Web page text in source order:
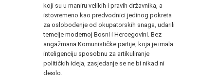
koji su u maniru velikih i pravih državnika, a
istovremeno kao predvodnici jedinog pokreta
za oslobođenje od okupatorskih snaga, udarili
temelje modernoj Bosni i Hercegovini. Bez
angažmana Komunističke partije, koja je imala
inteligenciju sposobnu za artikuliranje
političkih ideja, zasjedanje se ne bi nikad ni
desilo.